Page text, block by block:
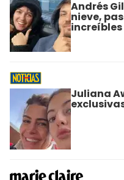
Andrés
nieve,
increíbles
Juliana